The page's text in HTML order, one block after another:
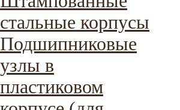
стальные корпусы
Подшипниковые
узлы в
пластиковом